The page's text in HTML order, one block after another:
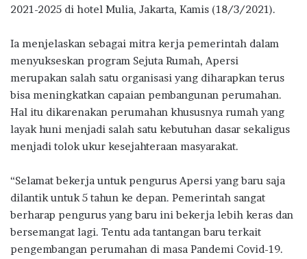
2021-2025 di hotel Mulia, Jakarta, Kamis (18/3/2021).
Ia menjelaskan sebagai mitra kerja pemerintah dalam
menyukseskan program Sejuta Rumah, Apersi
merupakan salah satu organisasi yang diharapkan terus
bisa meningkatkan capaian pembangunan perumahan.
Hal itu dikarenakan perumahan khususnya rumah yang
layak huni menjadi salah satu kebutuhan dasar sekaligus
menjadi tolok ukur kesejahteraan masyarakat.
“Selamat bekerja untuk pengurus Apersi yang baru saja
dilantik untuk 5 tahun ke depan. Pemerintah sangat
berharap pengurus yang baru ini bekerja lebih keras dan
bersemangat lagi. Tentu ada tantangan baru terkait
pengembangan perumahan di masa Pandemi Covid-19.